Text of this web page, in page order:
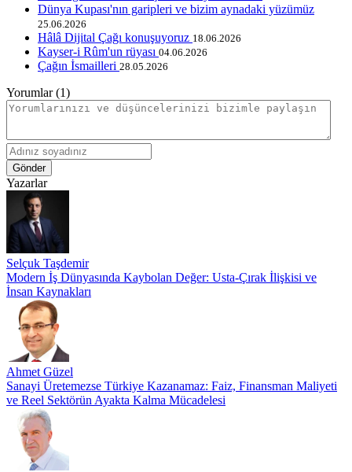
Dünya Kupası'nın garipleri ve bizim aynadaki yüzümüz
25.06.2026
Hâlâ Dijital Çağı konuşuyoruz 18.06.2026
Kayser-i Rûm'un rüyası 04.06.2026
Çağın İsmailleri 28.05.2026
Yorumlar (1)
Gönder
Yazarlar
Selçuk Taşdemir
Modern İş Dünyasında Kaybolan Değer: Usta-Çırak İlişkisi ve
İnsan Kaynakları
Ahmet Güzel
Sanayi Üretemezse Türkiye Kazanamaz: Faiz, Finansman Maliyeti
ve Reel Sektörün Ayakta Kalma Mücadelesi